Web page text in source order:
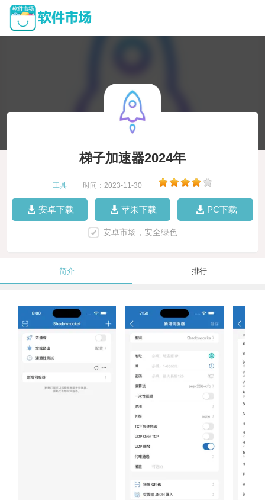
梯子加速器2024年
工具 时间：2023-11-30
安卓下载 苹果下载 PC下载
安卓市场，安全绿色
简介 排行